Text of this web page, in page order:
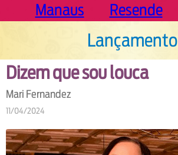
Manaus
Resende
Lançamento
Dizem que sou louca
Mari Fernandez
11/04/2024